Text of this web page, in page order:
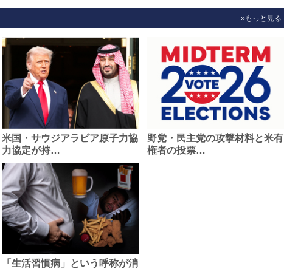
»もっと見る
米国・サウジアラビア原子力協
力協定が持…
野党・民主党の攻撃材料と米有
権者の投票…
「生活習慣病」という呼称が消